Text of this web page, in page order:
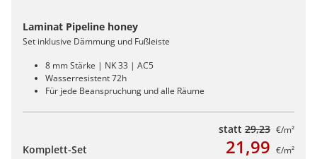
Laminat Pipeline honey
Set inklusive Dämmung und Fußleiste
8 mm Stärke | NK 33 | AC5
Wasserresistent 72h
Für jede Beanspruchung und alle Räume
statt 29,23 €/m²
Komplett-Set 21,99 €/m²